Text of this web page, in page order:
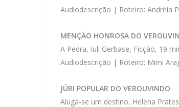
Audiodescrição | Roteiro: Andréia
MENÇÃO HONROSA DO
A Pedra, Iuli Gerbase, Ficção, 19
Audiodescrição | Roteiro: Mimi
JÚRI POPULAR DO VEROUVINDO
Aluga-se um destino, Helena